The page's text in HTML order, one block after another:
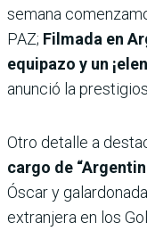
semana
PAZ; Filmada en
equipazo y un
anunció la
Otro detalle a
cargo de
Óscar y
extranjera en los